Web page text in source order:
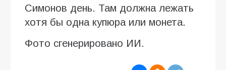
Симонов день. Там должна лежать
хотя бы одна купюра или монета.
Фото сгенерировано ИИ.